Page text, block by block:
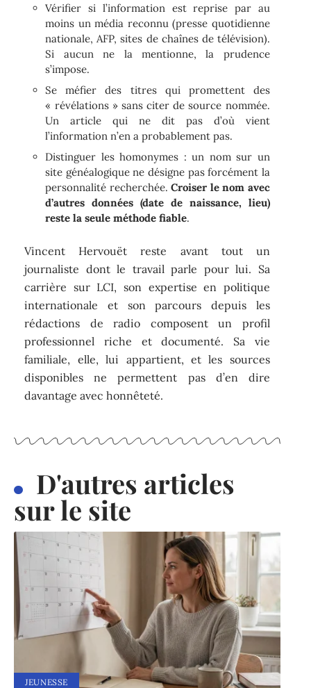
Vérifier si l’information est reprise par au
moins un média reconnu (presse quotidienne
nationale, AFP, sites de chaînes de télévision).
Si aucun ne la mentionne, la prudence
s’impose.
Se méfier des titres qui promettent des
« révélations » sans citer de source nommée.
Un article qui ne dit pas d’où vient
l’information n’en a probablement pas.
Distinguer les homonymes : un nom sur un
site généalogique ne désigne pas forcément la
personnalité recherchée.Croiser le nom avec
d’autres données (date de naissance, lieu)
reste la seule méthode fiable.
Vincent Hervouët reste avant tout un
journaliste dont le travail parle pour lui. Sa
carrière sur LCI, son expertise en politique
internationale et son parcours depuis les
rédactions de radio composent un profil
professionnel riche et documenté. Sa vie
familiale, elle, lui appartient, et les sources
disponibles ne permettent pas d’en dire
davantage avec honnêteté.
D'autres articles
sur le site
JEUNESSE